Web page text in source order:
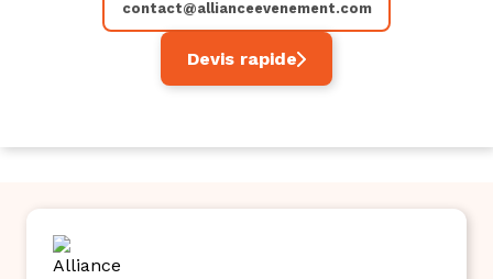
contact@allianceevenement.com
Devis rapide